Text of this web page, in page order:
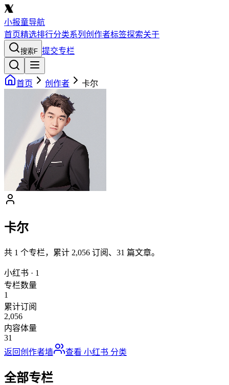
小报童导航
首页精选排行分类系列 创作者标签探索关于
搜索F 提交专栏
首页 创作者 卡尔
卡尔
共 1 个专栏，累计 2,056 订阅、 31 篇文章。
小红书 · 1
专栏数量
1
累计订阅
2,056
内容体量
31
返回创作者墙
查看 小红书 分类
全部专栏